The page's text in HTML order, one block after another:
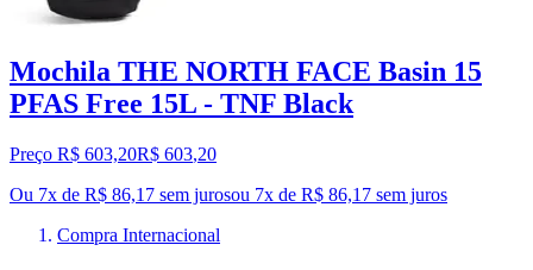
Mochila THE NORTH FACE Basin 15
PFAS Free 15L - TNF Black
Preço R$ 603,20R$ 603,20
Ou 7x de R$ 86,17 sem jurosou 7x de R$ 86,17 sem juros
Compra Internacional